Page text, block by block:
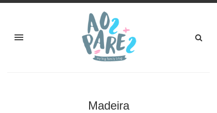
Madeira